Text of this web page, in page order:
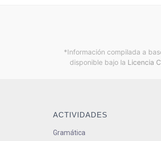
*Información compilada a
disponible bajo la Licencia
ACTIVIDADES
Gramática